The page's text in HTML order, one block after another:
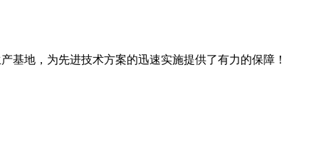
基地，为先进技术方案的迅速实施提供了有力的保障！